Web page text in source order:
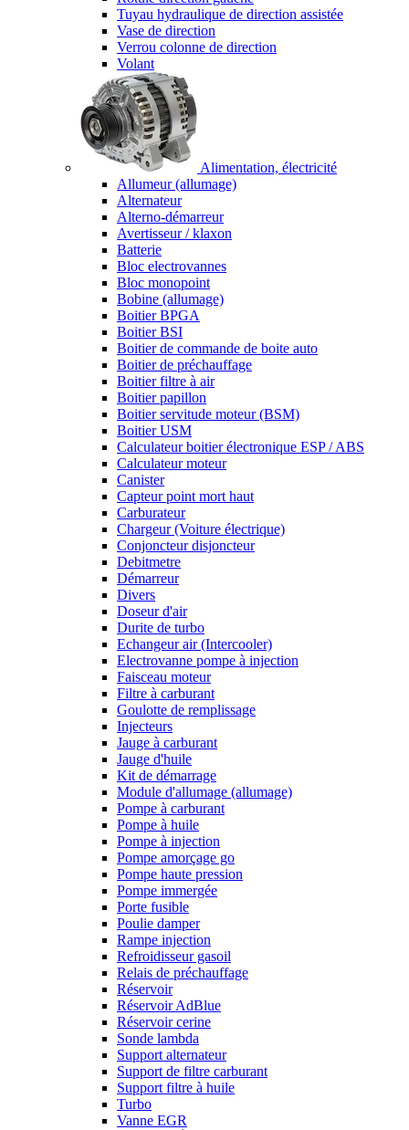
Tuyau hydraulique de direction assistée
Vase de direction
Verrou colonne de direction
Volant
Alimentation, électricité
Allumeur (allumage)
Alternateur
Alterno-démarreur
Avertisseur / klaxon
Batterie
Bloc electrovannes
Bloc monopoint
Bobine (allumage)
Boitier BPGA
Boitier BSI
Boitier de commande de boite auto
Boitier de préchauffage
Boitier filtre à air
Boitier papillon
Boitier servitude moteur (BSM)
Boitier USM
Calculateur boitier électronique ESP / ABS
Calculateur moteur
Canister
Capteur point mort haut
Carburateur
Chargeur (Voiture électrique)
Conjoncteur disjoncteur
Debitmetre
Démarreur
Divers
Doseur d'air
Durite de turbo
Echangeur air (Intercooler)
Electrovanne pompe à injection
Faisceau moteur
Filtre à carburant
Goulotte de remplissage
Injecteurs
Jauge à carburant
Jauge d'huile
Kit de démarrage
Module d'allumage (allumage)
Pompe à carburant
Pompe à huile
Pompe à injection
Pompe amorçage go
Pompe haute pression
Pompe immergée
Porte fusible
Poulie damper
Rampe injection
Refroidisseur gasoil
Relais de préchauffage
Réservoir
Réservoir AdBlue
Réservoir cerine
Sonde lambda
Support alternateur
Support de filtre carburant
Support filtre à huile
Turbo
Vanne EGR